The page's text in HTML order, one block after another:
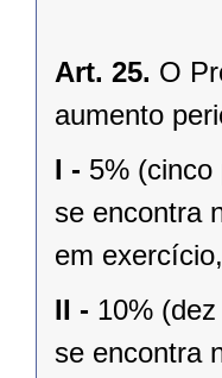
Art. 25. O
aumento
I - 5%
se encontra
em
II - 10%
se encontra